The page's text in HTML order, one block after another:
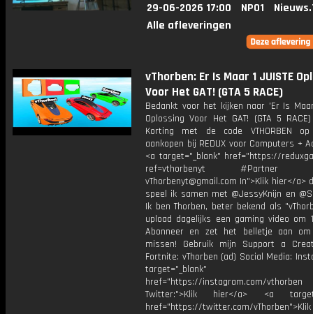
29-06-2026 17:00 NPO1
Alle afleveringen
vThorben: Er Is Maar 1 JUISTE
Voor Het GAT! (GTA 5 RACE)
Bedankt voor het kijken naar 'Er Is Maar
Oplossing Voor Het GAT! (GTA 5
Korting met de code VTHORBEN
aankopen bij REDUX voor Computers +
<a target="_blank" href="https://
ref=vthorbenyt #Partner
vThorbenyt@gmail.com In">Klik hier</a>
speel ik samen met @JessyKnijn en
Ik ben Thorben, beter bekend als
upload dagelijks een gaming video om
Abonneer en zet het belletje aan
missen! Gebruik mijn Support a
Fortnite: vThorben (ad) Social Media:
target="_blank"
href="https://instagram.com/vthorben
Twitter:">Klik hier</a> <a
href="https://twitter.com/